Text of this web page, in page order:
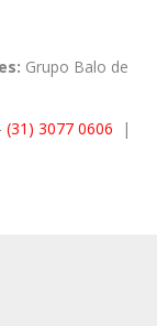
Grupo Balo de
(31) 3077 0606 |